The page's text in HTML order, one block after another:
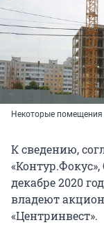
Некоторые
К сведению,
декабре 2020
владеют
«Центринвест».